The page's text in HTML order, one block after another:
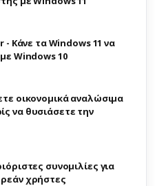
Κάνε τα Windows 11 να
Windows 10
οικονομικά αναλώσιμα
να θυσιάσετε την
συνομιλίες για
χρήστες